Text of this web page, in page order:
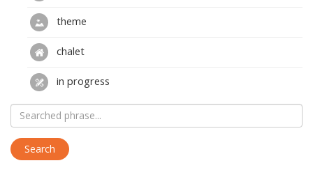
theme
chalet
in progress